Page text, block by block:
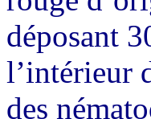
déposant
l’intérieur
des